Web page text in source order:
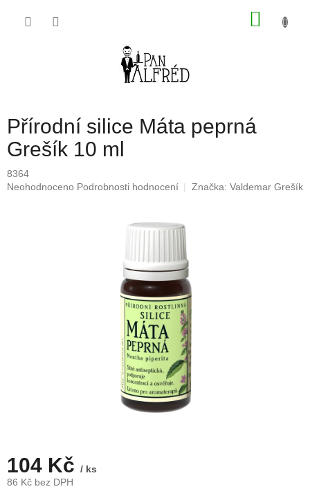
Přírodní silice Máta peprná
Grešík 10 ml
8364
Průměrné
Neohodnoceno Podrobnosti hodnocení Značka: Valdemar Grešík
104 Kč / ks
86 Kč bez DPH